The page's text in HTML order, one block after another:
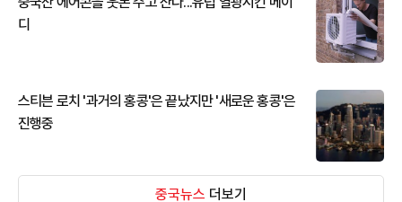
디
스티븐 로치 '과거의 홍콩'은 끝났지만 '새로운 홍콩'은
진행중
중국뉴스 더보기